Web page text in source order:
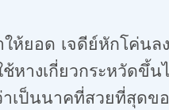
หักโค่นลง เมื่อปี
ช้หางเกี่ยวกระหวัด
เป็นนาคที่สวยที่สุดข